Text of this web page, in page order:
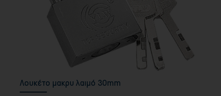
Λουκέτο μακρυ λαιμό 30mm